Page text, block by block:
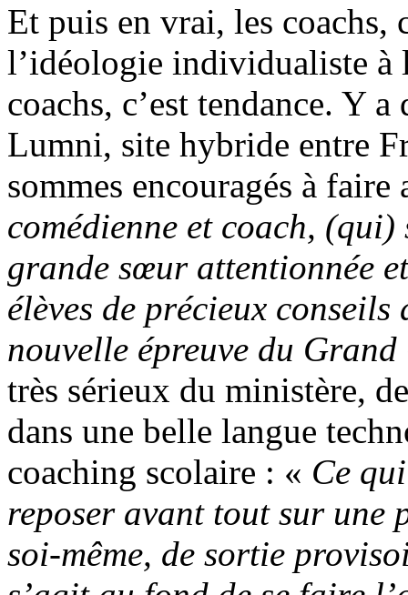
Et puis en vrai, les coachs,
l’idéologie individualiste à
coachs, c’est tendance. Y
Lumni, site hybride entre
sommes encouragés à
comédienne et coach,
grande sœur attentionnée
élèves de précieux conseils
nouvelle épreuve du
très sérieux du ministère,
dans une belle langue
coaching scolaire : « Ce
reposer avant tout sur une
soi-même, de sortie